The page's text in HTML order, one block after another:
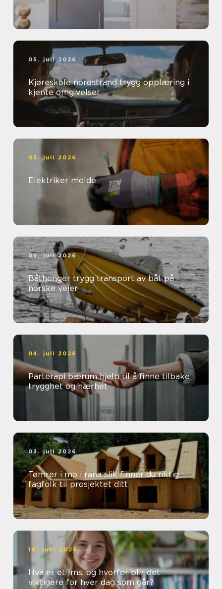
05. juli 2026
Kjøreskole nordstrand trygg opplæring i
kjente omgivelser
05. juli 2026
Elektriker molde
05. juli 2026
Båthenger trygg transport av båt på
norske veier
04. juli 2026
Parterapi bærum hjelp til å finne tilbake
trygghet og nærhet
03. juli 2026
Tømrer i mo i rana slik finner du riktig
fagfolk til prosjektet ditt
16. juni 2026
Hva er et lms, og hvorfor blir det
viktigere for hver dag som går?